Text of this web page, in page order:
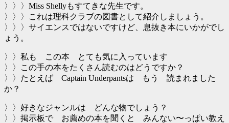
〉〉〉Miss Shellyもすてきな先生です。
〉〉〉これは理科クラブの図書として紹介しましょう。
〉〉〉サイエンスではないですけど、息抜き本にいかがでし
ょう。
〉〉私も この本 とても気に入っています
〉〉この手の本をたくさん読むのはどうですか？
〉〉たとえば Captain Underpantsは もう 読まれました
か？
〉〉好きなジャンルは どんな物でしょう？
〉〉掲示板で お薦めの本を聞くと みんない〜っぱい教え